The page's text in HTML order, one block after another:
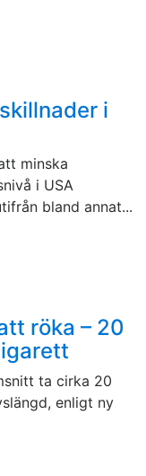
i
minska
i USA
bland annat...
röka – 20
ta cirka 20
enligt ny